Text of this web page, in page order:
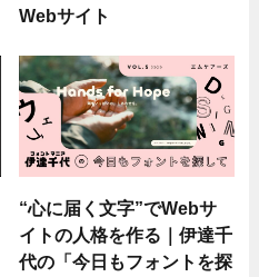
Webサイト
“心に届く文字”でWebサ
イトの人格を作る｜伊達千
代の「今日もフォントを探